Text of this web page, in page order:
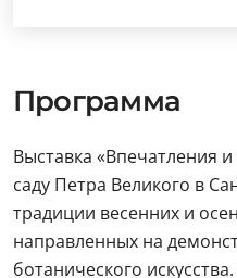
Программа
Выставка «Впечатления
саду Петра Великого в
традиции весенних и
направленных на
ботанического